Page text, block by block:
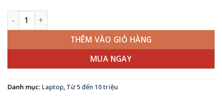
Dell Latitude 5420 số lượng
THÊM VÀO GIỎ HÀNG
MUA NGAY
Danh mục: Laptop, Từ 5 đến 10 triệu